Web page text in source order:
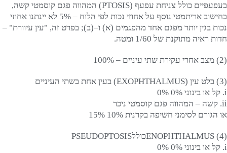
בעפעפיים כולל צניחת עפעף (PTOSIS) המהווה פגם קוסמטי קשה,
בחישוב אריתמטי נוסף על אחוזי נכות לפי הלוח – 5% לא יינתנו אחוזי
נכות בגין יותר מפגם אחד מהפגמים (א) ו–(ב); בפרט זה, "עין עיוורת" –
חדות ראיה מתוקנת של 1/60 ומטה.
(2) מצב אחרי עקירת שתי עיניים – 100%
(3) בלט עין (EXOPHTHALMUS) בעין אחת בשתי העיניים
i. קל או בינוני 0% 0%
ii. קשה – המהווה פגם קוסמטי ניכר
או הגורם לסימני חשיפה בקרנית 10% 15%
(4) ENOPHTHALMUSכוללPSEUDOPTOSIS
i. קל או בינוני 0% 0%